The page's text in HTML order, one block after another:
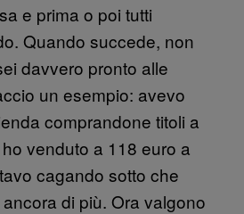
e prima o poi tutti
Quando succede, non
davvero pronto alle
un esempio: avevo
comprandone titoli a
ho venduto a 118 euro a
cagando sotto che
di più. Ora valgono